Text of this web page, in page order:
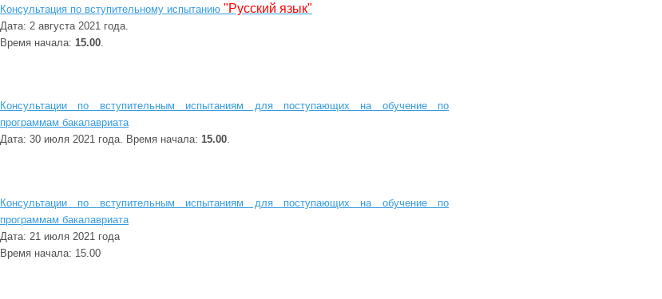
Консультация по вступительному испытанию "Русский язык"
Дата: 2 августа 2021 года.
Время начала: 15.00
Консультации по вступительным испытаниям для поступающих на обучение по
программам бакалавриата
Дата: 30 июля 2021 года. Время начала: 15.00
Консультации по вступительным испытаниям для поступающих на обучение по
программам бакалавриата
Дата: 21 июля 2021 года
Время начала: 15.00